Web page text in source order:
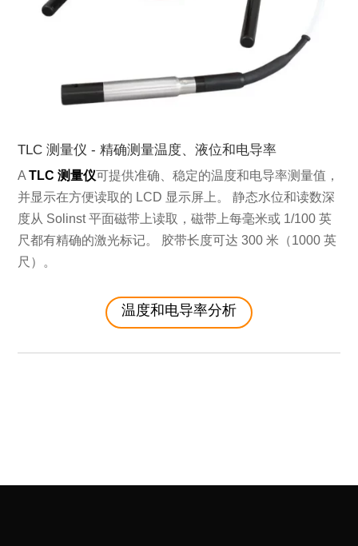
TLC 测量仪 - 精确测量温度、液位和电导率
ATLC 测量仪可提供准确、稳定的温度和电导率测量值，
并显示在方便读取的 LCD 显示屏上。 静态水位和读数深
度从 Solinst 平面磁带上读取，磁带上每毫米或 1/100 英
尺都有精确的激光标记。 胶带长度可达 300 米（1000 英
尺）。
温度和电导率分析